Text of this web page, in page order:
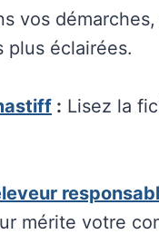
vos
plus éclairées.
: Lisez la
mérite votre